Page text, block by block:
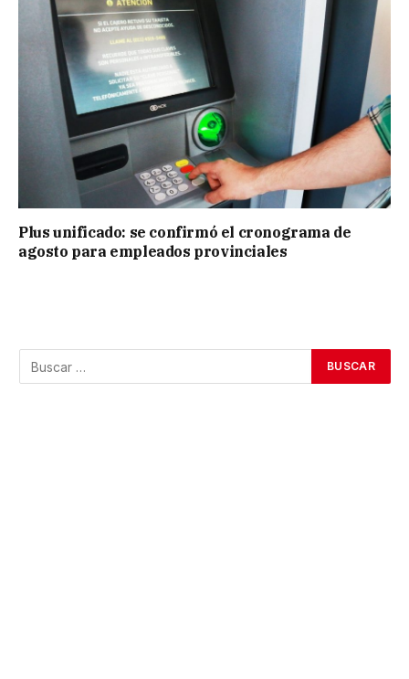
Plus unificado: se confirmó el cronograma de
agosto para empleados provinciales